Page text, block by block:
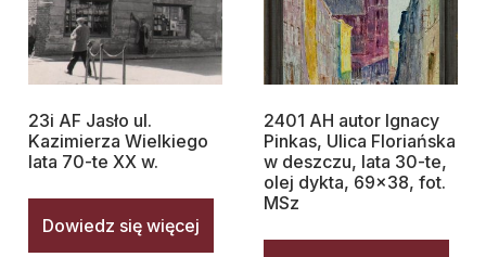
23i AF Jasło ul.
Kazimierza Wielkiego
lata 70-te XX w.
Dowiedz się więcej
2401 AH autor Ignacy
Pinkas, Ulica Floriańska
w deszczu, lata 30-te,
olej dykta, 69×38, fot.
MSz